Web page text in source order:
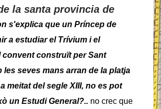
la santa provincia de
s'explica que un Príncep de
a estudiar el Trívium i el
convent construït per Sant
les seves mans arran de la platja
meitat del segle XIII, no es pot
un Estudi General?.. no crec que